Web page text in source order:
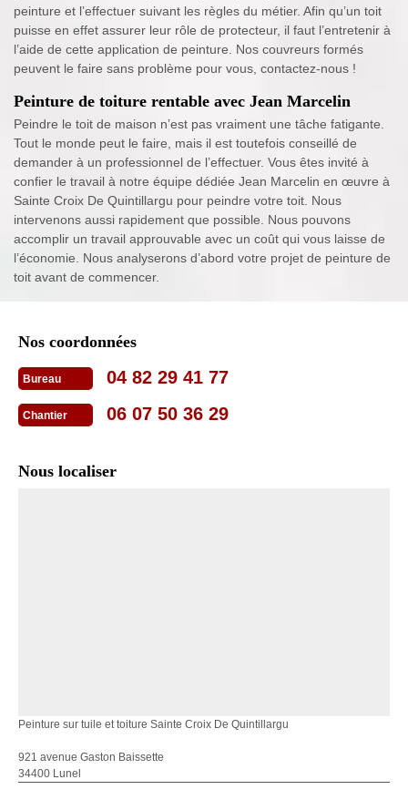
peinture et l’effectuer suivant les règles du métier. Afin qu’un toit
puisse en effet assurer leur rôle de protecteur, il faut l’entretenir à
l’aide de cette application de peinture. Nos couvreurs formés
peuvent le faire sans problème pour vous, contactez-nous !
Peinture de toiture rentable avec Jean Marcelin
Peindre le toit de maison n’est pas vraiment une tâche fatigante.
Tout le monde peut le faire, mais il est toutefois conseillé de
demander à un professionnel de l’effectuer. Vous êtes invité à
confier le travail à notre équipe dédiée Jean Marcelin en œuvre à
Sainte Croix De Quintillargu pour peindre votre toit. Nous
intervenons aussi rapidement que possible. Nous pouvons
accomplir un travail approuvable avec un coût qui vous laisse de
l’économie. Nous analyserons d’abord votre projet de peinture de
toit avant de commencer.
Nos coordonnées
Bureau 04 82 29 41 77
Chantier 06 07 50 36 29
Nous localiser
Peinture sur tuile et toiture Sainte Croix De Quintillargu
921 avenue Gaston Baissette
34400 Lunel